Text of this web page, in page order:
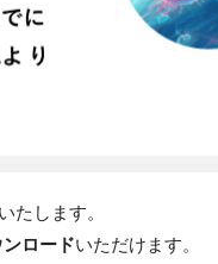
たします。
ロードいただけます。